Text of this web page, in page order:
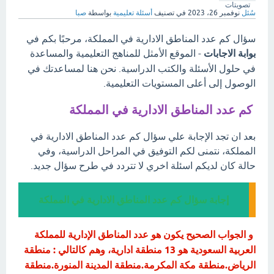
تصويتات
سُئل نوفمبر 26، 2023 في تصنيف أسئلة تعليمية بواسطة صبا
سؤال كم عدد المناطق الادارية في المملكة، مرحبًا بكم في
بوابة الاجابات - الموقع الأمثل للمناهج التعليمية والمساعدة
في حلول الأسئلة والكتب الدراسية. نحن هنا لمساعدتك في
الوصول إلى أعلى المستويات التعليمية.
كم عدد المناطق الادارية في المملكة
بعد ان تجد الإجابة علي سؤال كم عدد المناطق الادارية في
المملكة، نتمنى لكم التوفيق في المراحل الدراسية، وفي
حالة كان لديكم اسئلة اخري لا تتردد في طرح سؤال جديد.
إجابة سؤال كم عدد المناطق الادارية في المملكة
و الجواب الصحيح يكون هو عدد المناطق الإدارية للمملكة
العربية السعودية هو 13 منطقة ادارية، وهم كالتالي : منطقة
الرياض.منطقة مكة المكرمة.منطقة المدينة المنورة.منطقة